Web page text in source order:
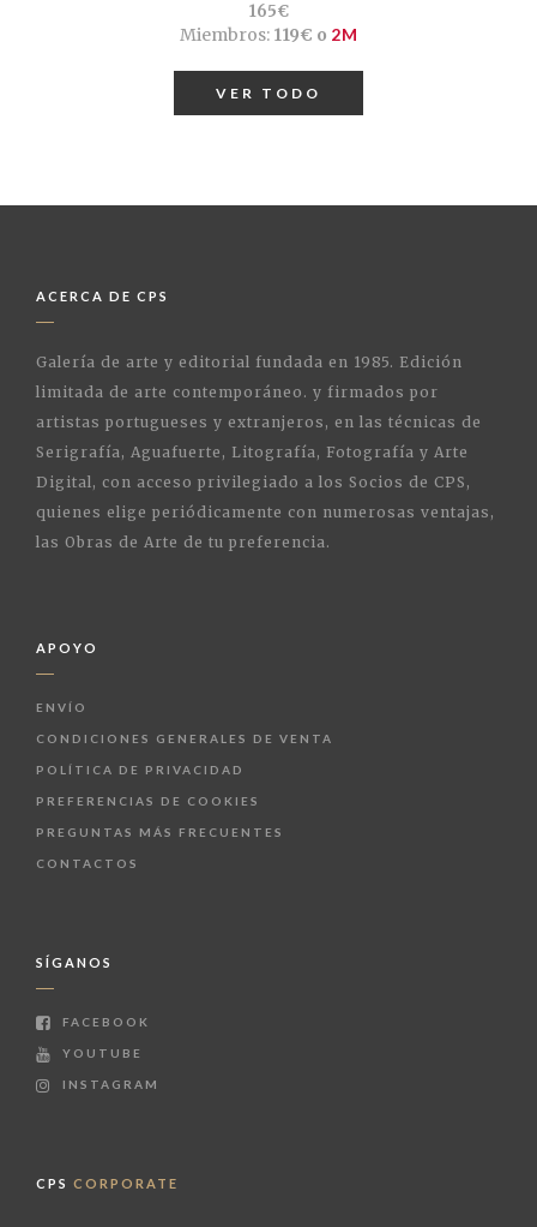
165€
Miembros:119€ o 2M
VER TODO
ACERCA DE CPS
Galería de arte y editorial fundada en 1985. Edición
limitada de arte contemporáneo. y firmados por
artistas portugueses y extranjeros, en las técnicas de
Serigrafía, Aguafuerte, Litografía, Fotografía y Arte
Digital, con acceso privilegiado a los Socios de CPS,
quienes elige periódicamente con numerosas ventajas,
las Obras de Arte de tu preferencia.
APOYO
ENVÍO
CONDICIONES GENERALES DE VENTA
POLÍTICA DE PRIVACIDAD
PREFERENCIAS DE COOKIES
PREGUNTAS MÁS FRECUENTES
CONTACTOS
SÍGANOS
FACEBOOK
YOUTUBE
INSTAGRAM
CPS CORPORATE